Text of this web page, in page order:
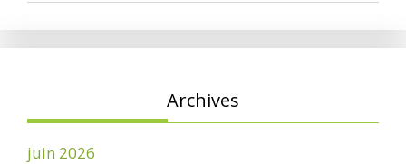
Archives
juin 2026